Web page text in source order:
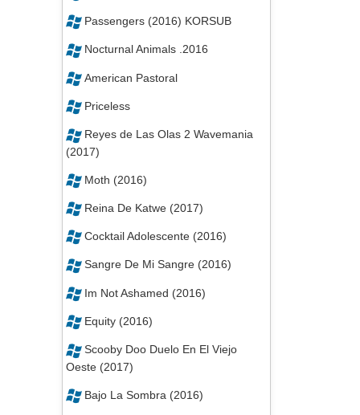
Passengers (2016) KORSUB
Nocturnal Animals .2016
American Pastoral
Priceless
Reyes de Las Olas 2 Wavemania
(2017)
Moth (2016)
Reina De Katwe (2017)
Cocktail Adolescente (2016)
Sangre De Mi Sangre (2016)
Im Not Ashamed (2016)
Equity (2016)
Scooby Doo Duelo En El Viejo
Oeste (2017)
Bajo La Sombra (2016)